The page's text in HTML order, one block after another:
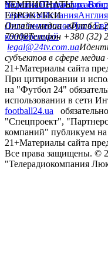
политикаСтруктура
УкраинаПервая лига
ЧЕМПИОНАТЫ
ГерманияИспанияАнглия
ЕВРОКУБКИ
Лига чемпионовЛига
конференций
Онлайн-медиа «Футбол
79008Телефон +380 (32)
legal@24tv.com.ua
субъектов в сфере
21+Материалы сайта
При цитировании и
на "Футбол 24"
использовании в сети
football24.ua
"Спецпроект",
компаний" публикуем
21+Материалы сайта
Все права защищены. ©
"Телерадиокомпания